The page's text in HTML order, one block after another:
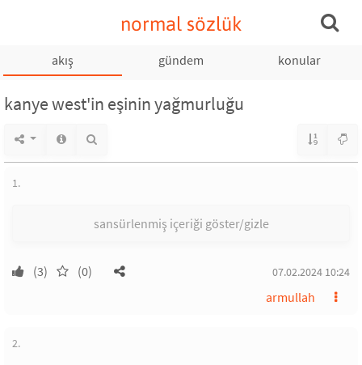
normal sözlük
akış gündem konular
kanye west'in eşinin yağmurluğu
1.
sansürlenmiş içeriği göster/gizle
(3) (0) 07.02.2024 10:24
armullah
2.